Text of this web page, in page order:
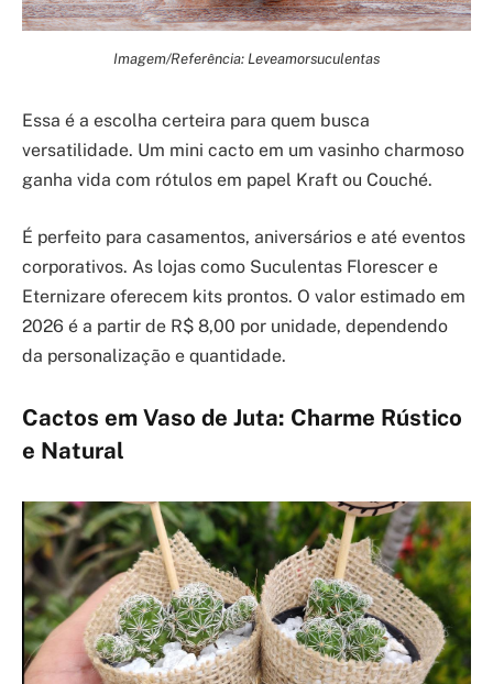
Imagem/Referência: Leveamorsuculentas
Essa é a escolha certeira para quem busca
versatilidade. Um mini cacto em um vasinho charmoso
ganha vida com rótulos em papel Kraft ou Couché.
É perfeito para casamentos, aniversários e até eventos
corporativos. As lojas como Suculentas Florescer e
Eternizare oferecem kits prontos. O valor estimado em
2026 é a partir de R$ 8,00 por unidade, dependendo
da personalização e quantidade.
Cactos em Vaso de Juta: Charme Rústico
e Natural